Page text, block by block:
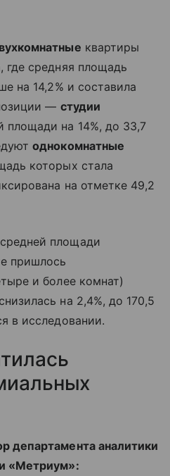
квартиры
где средняя площадь
на 14,2% и составила
— студии
площади на 14%, до 33,7
однокомнатные
которых стала
на отметке 49,2
площади
пришлось
и более комнат)
на 2,4%, до 170,5
в исследовании.
департамента аналитики
«Метриум»: